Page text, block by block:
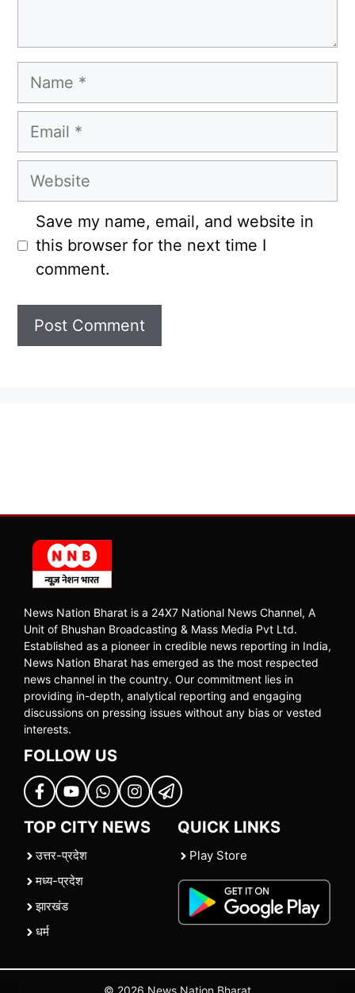
Name
Email
Website
Save my name, email, and website in
this browser for the next time I
comment.
News Nation Bharat is a 24X7 National News Channel, A
Unit of Bhushan Broadcasting & Mass Media Pvt Ltd.
Established as a pioneer in credible news reporting in India,
News Nation Bharat has emerged as the most respected
news channel in the country. Our commitment lies in
providing in-depth, analytical reporting and engaging
discussions on pressing issues without any bias or vested
interests.
FOLLOW US
TOP CITY NEWS
उत्तर-प्रदेश
मध्य-प्रदेश
झारखंड
धर्म
QUICK LINKS
Play Store